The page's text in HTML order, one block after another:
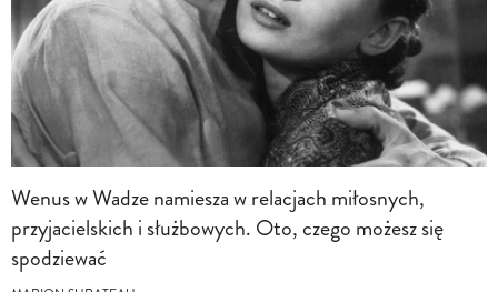
Wenus w Wadze namiesza w relacjach miłosnych,
przyjacielskich i służbowych. Oto, czego możesz się
spodziewać